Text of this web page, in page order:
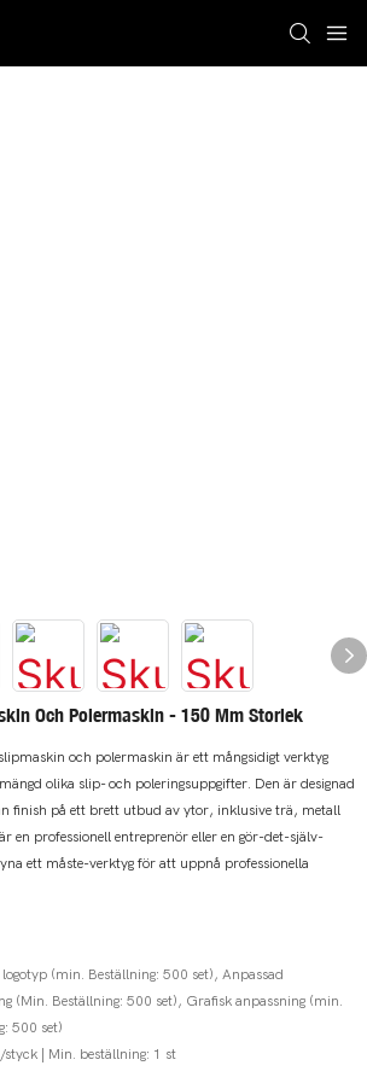
Och Polermaskin - 150 Mm Storlek
och polermaskin är ett mångsidigt verktyg
olika slip- och poleringsuppgifter. Den är designad
finish på ett brett utbud av ytor, inklusive trä, metall
en professionell entreprenör eller en gör-det-själv-
ett måste-verktyg för att uppnå professionella
(min. Beställning: 500 set), Anpassad
(Min. Beställning: 500 set), Grafisk anpassning (min.
500 set)
| Min. beställning: 1 st